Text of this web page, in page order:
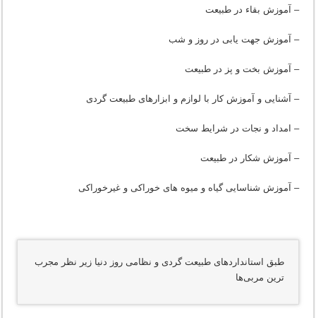
– آموزش بقاء در طبیعت
– آموزش جهت یابی در روز و شب
– آموزش بخت و پز در طبیعت
– آشنایی و آموزش کار با لوازم و ابزارهای طبیعت گردی
– امداد و نجات در شرایط سخت
– آموزش شکار در طبیعت
– آموزش شناسایی گیاه و میوه های خوراکی و غیرخوراکی
طبق استانداردهای طبیعت گردی و نظامی روز دنیا زیر نظر مجرب
ترین مربی‌ها